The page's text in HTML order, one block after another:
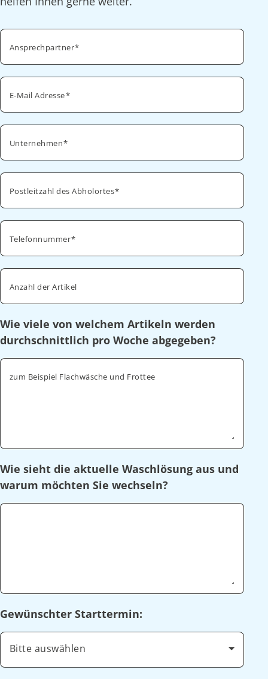
Ansprechpartner
E-Mail Adresse
Unternehmen
Postleitzahl des Abholortes
Telefonnummer
Anzahl der Artikel
Wie viele von welchem Artikeln werden
durchschnittlich pro Woche abgegeben?
zum Beispiel Flachwäsche und Frottee
Wie sieht die aktuelle Waschlösung aus und
warum möchten Sie wechseln?
Gewünschter Starttermin:
Bitte auswählen